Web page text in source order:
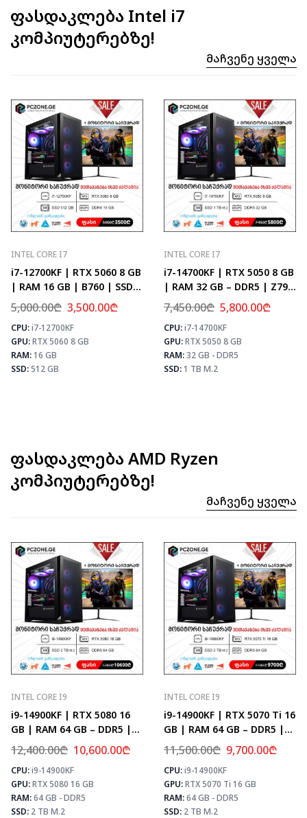
ფასდაკლება Intel i7
კომპიუტერებზე!
Მაჩვენე Ყველა
MAX FPS
CS2
435
PUBG
259
Fortnite
306
INTEL CORE I7
i7-12700KF | RTX 5060 8 GB
| RAM 16 GB | B760 | SSD
512 GB
5,000.00₾ 3,500.00₾
CPU:i7-12700KF
GPU:RTX 5060 8 GB
RAM:16 GB
SSD:512 GB
⚡ MAX FPS
CS2
331
PUBG
193
Fortnite
228
INTEL CORE I7
i7-14700KF | RTX 5050 8 GB
| RAM 32 GB – DDR5 | Z790
| SSD 1 TB M.2
7,450.00₾ 5,800.00₾
CPU:i7-14700KF
GPU:RTX 5050 8 GB
RAM:32 GB - DDR5
SSD:1 TB M.2
ფასდაკლება AMD Ryzen
კომპიუტერებზე!
Მაჩვენე Ყველა
MAX FPS
CS2
435
PUBG
259
Fortnite
306
INTEL CORE I9
i9-14900KF | RTX 5080 16
GB | RAM 64 GB – DDR5 |
Z790 | SSD 2 TB M.2
12,400.00₾ 10,600.00₾
CPU:i9-14900KF
GPU:RTX 5080 16 GB
RAM:64 GB - DDR5
SSD: 2 TB M.2
⚡ MAX FPS
CS2
504
PUBG
307
Fortnite
361
INTEL CORE I9
i9-14900KF | RTX 5070 Ti 16
GB | RAM 64 GB – DDR5 |
Z790 | SSD 2 TB M.2
11,500.00₾ 9,700.00₾
CPU:i9-14900KF
GPU:RTX 5070 Ti 16 GB
RAM:64 GB - DDR5
SSD: 2 TB M.2